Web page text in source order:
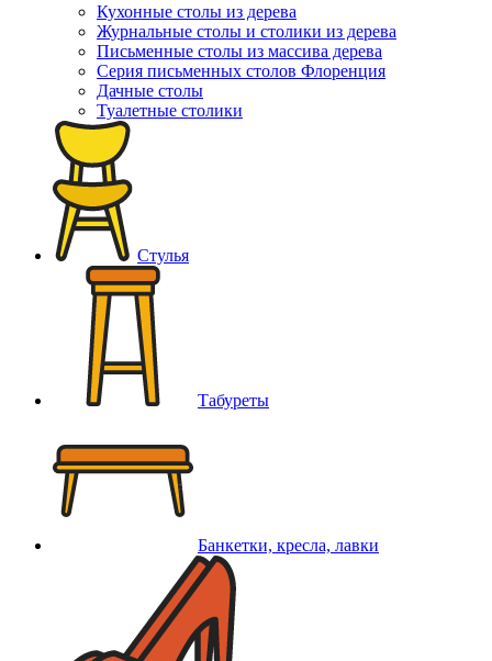
Кухонные столы из дерева
Журнальные столы и столики из дерева
Письменные столы из массива дерева
Серия письменных столов Флоренция
Дачные столы
Туалетные столики
Стулья
Табуреты
Банкетки, кресла, лавки